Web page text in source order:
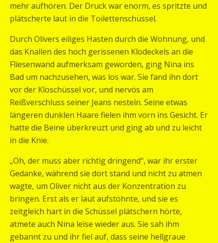
mehr aufhören. Der Druck war enorm, es spritzte und
plätscherte laut in die Toilettenschüssel.
Durch Olivers eiliges Hasten durch die Wohnung, und
das Knallen des hoch gerissenen Klodeckels an die
Fliesenwand aufmerksam geworden, ging Nina ins
Bad um nachzusehen, was los war. Sie fand ihn dort
vor der Kloschüssel vor, und nervös am
Reißverschluss seiner Jeans nesteln. Seine etwas
längeren dunklen Haare fielen ihm vorn ins Gesicht. Er
hatte die Beine überkreuzt und ging ab und zu leicht
in die Knie.
„Oh, der muss aber richtig dringend“, war ihr erster
Gedanke, während sie dort stand und nicht zu atmen
wagte, um Oliver nicht aus der Konzentration zu
bringen. Erst als er laut aufstöhnte, und sie es
zeitgleich hart in die Schüssel plätschern hörte,
atmete auch Nina leise wieder aus. Sie sah ihm
gebannt zu und ihr fiel auf, dass seine hellgraue